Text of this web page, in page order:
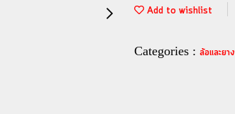
Add to wishlist
Categories : ล้อและยาง